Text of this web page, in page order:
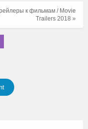
к фильмам / Movie
Trailers 2018 »